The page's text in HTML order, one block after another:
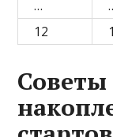
…
12